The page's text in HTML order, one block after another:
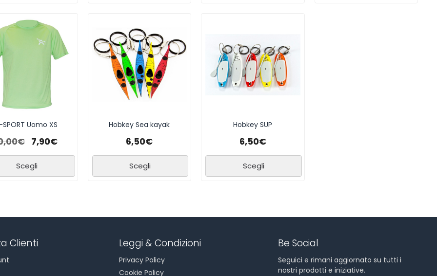
Uomo XS
€ 7,90€
Scegli
Hobkey Sea kayak
6,50€
Scegli
Hobkey SUP
6,50€
Scegli
Clienti Leggi & Condizioni
Privacy Policy
Cookie Policy
Be Social
Seguici e rimani aggiornato su tutti i
nostri prodotti e iniziative.